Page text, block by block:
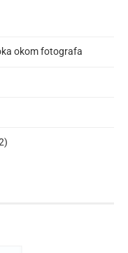
okom fotografa